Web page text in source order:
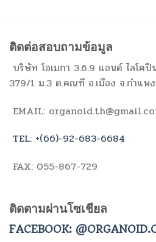
ติดต่อสอบถามข้อมูล
บริษัท โอเมกา 3.6.9 แอนด์ ไลโคปี
379/1 ม.3 ต.คณฑี อ.เมือง จ.กำแพ
EMAIL:
TEL: +(66)-92-683-6684
FAX: 055-867-729
ติดตามผ่านโซเชียล
FACEBOOK: